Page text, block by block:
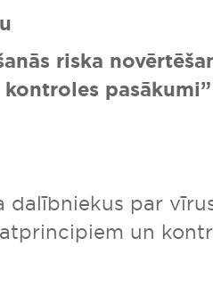
riska
pasākumi”
dalībniekus par
un